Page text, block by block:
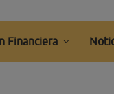
Financiera